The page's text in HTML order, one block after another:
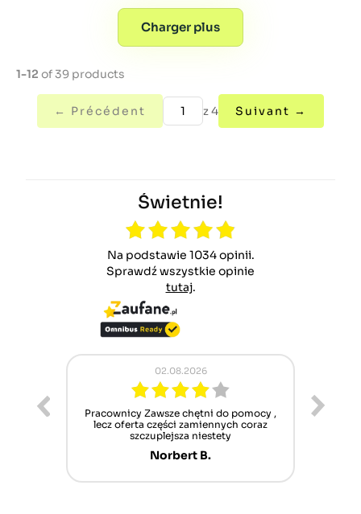
Charger plus
1-12 of 39 products
← Précédent z 4 Suivant →
Świetnie!
Na podstawie 1034 opinii.
Sprawdź wszystkie opinie
tutaj.
02.08.2026
Pracownicy Zawsze chętni do pomocy ,
lecz oferta części zamiennych coraz
szczuplejsza niestety
Norbert B.